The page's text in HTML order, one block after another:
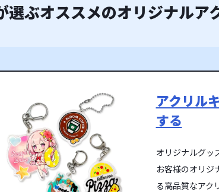
選ぶオススメのオリジナルア
アクリル
する
オリジナルグッ
お客様のオリジ
る高品質なアク